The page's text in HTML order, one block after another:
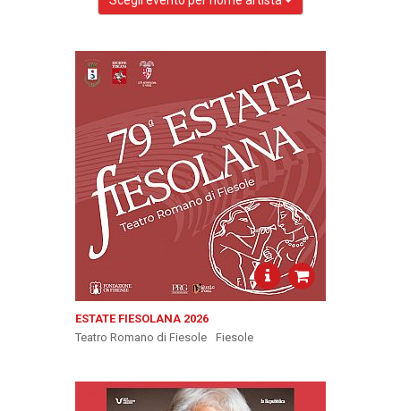
ESTATE FIESOLANA 2026
Teatro Romano di Fiesole
Fiesole